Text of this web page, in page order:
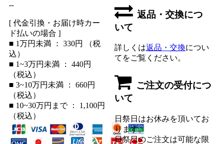
--
[ 代金引換・お届け時カー
ド払いの場合 ]
■ 1万円未満 ： 330円 （税
込）
■ 1~3万円未満 ： 440円
（税込）
■ 3~10万円未満 ： 660円
（税込）
■ 10~30万円まで ： 1,100円
（税込）
返品・交換につ
いて
詳しくは返品・交換につい
てをご覧ください。
ご注文の受付につ
いて
日祭日はお休みを頂いてお
ります。
日祭日のご注文は可能な限